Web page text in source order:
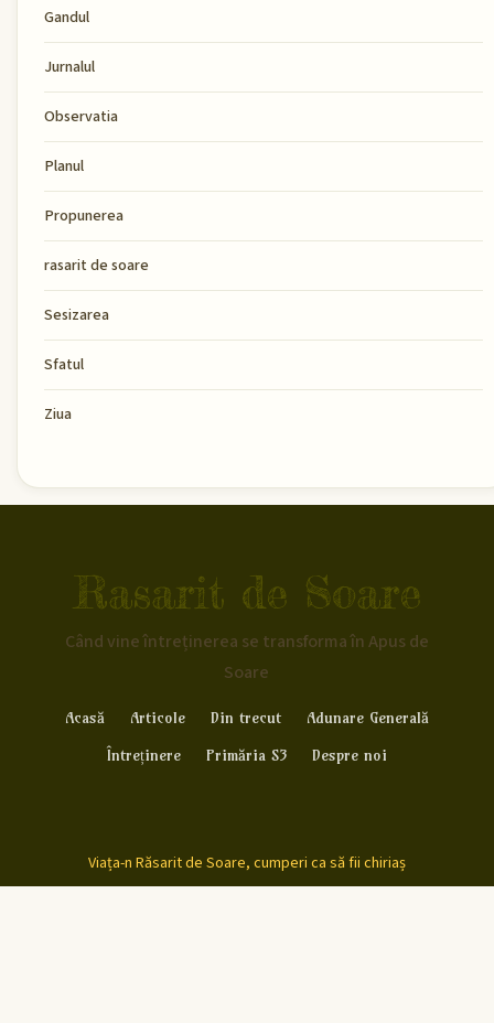
Gandul
Jurnalul
Observatia
Planul
Propunerea
rasarit de soare
Sesizarea
Sfatul
Ziua
Rasarit de Soare
Când vine întreținerea se transforma în Apus de
Soare
Acasă Articole Din trecut
Adunare Generală
Întreținere
Primăria S3 Despre noi
Viața-n Răsarit de Soare, cumperi ca să fii chiriaș